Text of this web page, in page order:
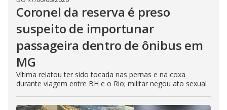
Coronel da reserva é preso
suspeito de importunar
passageira dentro de ônibus em
MG
Vítima relatou ter sido tocada nas pernas e na coxa
durante viagem entre BH e o Rio; militar negou ato sexual